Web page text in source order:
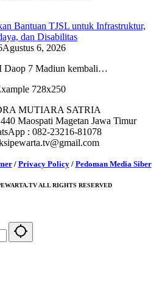
Bantuan TJSL untuk Infrastruktur,
dan Disabilitas
Agustus 6, 2026
Daop 7 Madiun kembali…
MUTIARA SATRIA
Maospati Magetan Jawa Timur
: 082-23216-81078
/ Privacy Policy/ Pedoman Media Siber
ALL RIGHTS RESERVED